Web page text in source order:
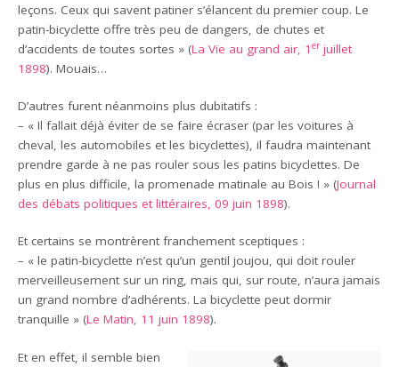
leçons. Ceux qui savent patiner s’élancent du premier coup. Le
patin-bicyclette offre très peu de dangers, de chutes et
d’accidents de toutes sortes » (La Vie au grand air, 1er juillet
1898). Mouais…
D’autres furent néanmoins plus dubitatifs :
– « Il fallait déjà éviter de se faire écraser (par les voitures à
cheval, les automobiles et les bicyclettes), il faudra maintenant
prendre garde à ne pas rouler sous les patins bicyclettes. De
plus en plus difficile, la promenade matinale au Bois ! » (Journal
des débats politiques et littéraires, 09 juin 1898).
Et certains se montrèrent franchement sceptiques :
– « le patin-bicyclette n’est qu’un gentil joujou, qui doit rouler
merveilleusement sur un ring, mais qui, sur route, n’aura jamais
un grand nombre d’adhérents. La bicyclette peut dormir
tranquille » (Le Matin, 11 juin 1898).
Et en effet, il semble bien